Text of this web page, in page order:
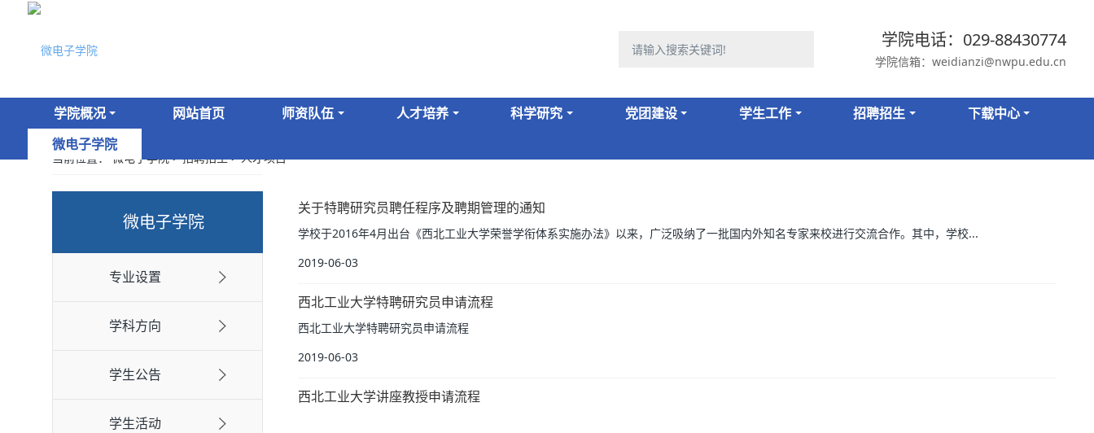
学院电话：029-88430774
学院信箱：weidianzi@nwpu.edu.cn
学院概况 网站首页 师资队伍 人才培养 科学研究 党团建设 学生工作 招聘招生
下载中心
微电子学院
当前位置： 微电子学院>招聘招生>人才项目
微电子学院
专业设置
学科方向
学生公告
学生活动
关于特聘研究员聘任程序及聘期管理的通知
学校于2016年4月出台《西北工业大学荣誉学衔体系实施办法》以来，广泛吸纳了一批国内外知名专家来校进行交流合作。其中，学校...
2019-06-03
西北工业大学特聘研究员申请流程
西北工业大学特聘研究员申请流程
2019-06-03
西北工业大学讲座教授申请流程